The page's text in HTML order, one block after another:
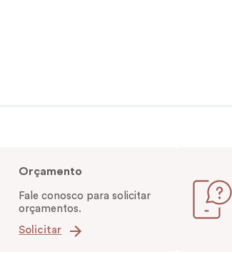
Orçamento
Fale conosco para solicitar
orçamentos.
Solicitar